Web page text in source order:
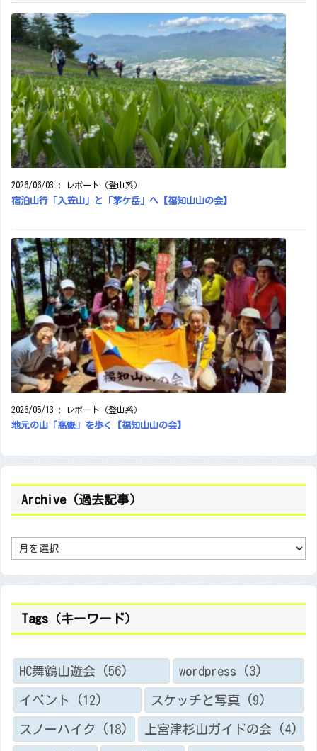
2026/06/03 : レポート（登山系）
宿泊山行「入笠山」と「茅ケ岳」へ【福知山山の会】
2026/05/13 : レポート（登山系）
地元の山「高嶽」を歩く【福知山山の会】
Archive（過去記事）
c
e
去
）
Tags（キーワード）
HC舞鶴山遊会 (56) wordpress (3)
イベント (12) スケッチと写真(9)
スノーハイク (18) 上宮津杉山ガイドの会(4)